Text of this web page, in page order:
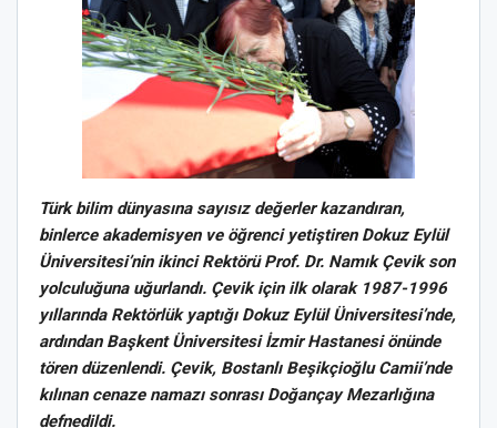
Türk bilim dünyasına sayısız değerler kazandıran,
binlerce akademisyen ve öğrenci yetiştiren Dokuz Eylül
Üniversitesi’nin ikinci Rektörü Prof. Dr. Namık Çevik son
yolculuğuna uğurlandı. Çevik için ilk olarak 1987-1996
yıllarında Rektörlük yaptığı Dokuz Eylül Üniversitesi’nde,
ardından Başkent Üniversitesi İzmir Hastanesi önünde
tören düzenlendi. Çevik, Bostanlı Beşikçioğlu Camii’nde
kılınan cenaze namazı sonrası Doğançay Mezarlığına
defnedildi.